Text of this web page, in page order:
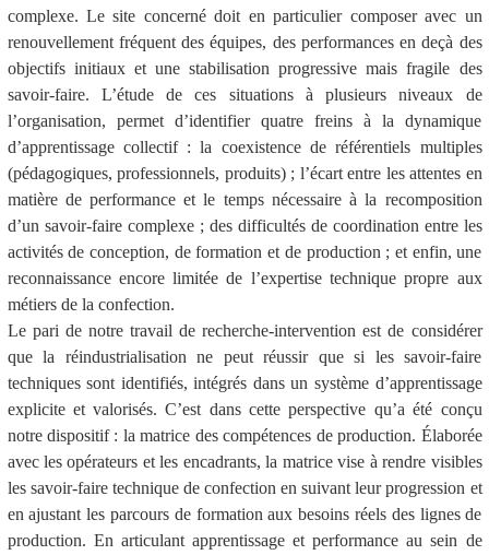
complexe. Le site concerné doit en particulier composer avec un
renouvellement fréquent des équipes, des performances en deçà des
objectifs initiaux et une stabilisation progressive mais fragile des
savoir-faire.
L’étude de ces situations à plusieurs niveaux de
l’organisation, permet d’identifier quatre freins à la dynamique
d’apprentissage collectif : la coexistence de référentiels multiples
(pédagogiques, professionnels, produits) ; l’écart entre les attentes en
matière de performance et le temps nécessaire à la recomposition
d’un savoir-faire complexe ; des difficultés de coordination entre les
activités de conception, de formation et de production ; et enfin, une
reconnaissance encore limitée de l’expertise technique propre aux
métiers de la confection.
Le pari de notre travail de recherche-intervention est de considérer
que la réindustrialisation ne peut réussir que si les savoir-faire
techniques sont identifiés, intégrés dans un système d’apprentissage
explicite et valorisés. C’est dans cette perspective qu’a été conçu
notre dispositif : la matrice des compétences de production. Élaborée
avec les opérateurs et les encadrants, la matrice vise à rendre visibles
les savoir-faire technique de confection en suivant leur progression et
en ajustant les parcours de formation aux besoins réels des lignes de
production. En articulant apprentissage et performance au sein de